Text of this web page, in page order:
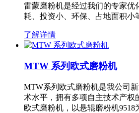
雷蒙磨粉机是经过我们的专家优
耗、投资小、环保、占地面积
了解详情
MTW 系列欧式磨粉机
MTW系列欧式磨粉机是我公司
术水平，拥有多项自主技术产
欧式磨粉机，以悬辊磨粉机